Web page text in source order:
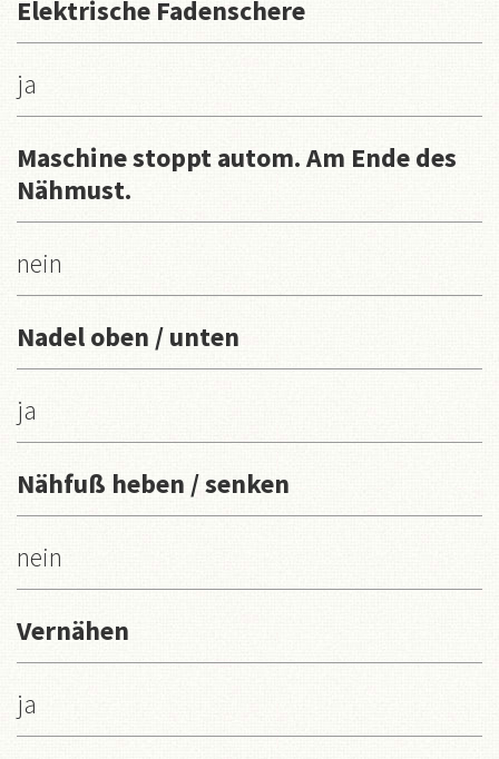
Elektrische Fadenschere
ja
Maschine stoppt autom. Am Ende des
Nähmust.
nein
Nadel oben / unten
ja
Nähfuß heben / senken
nein
Vernähen
ja